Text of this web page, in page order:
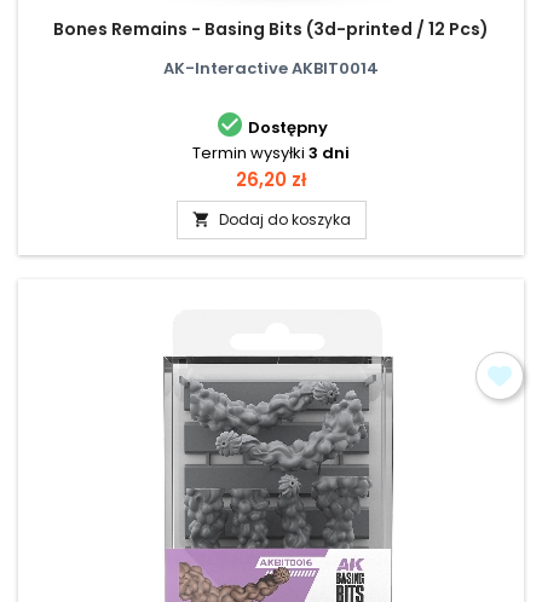
Bones Remains - Basing Bits (3d-printed / 12 Pcs)
AK-Interactive AKBIT0014
 Dostępny
Termin wysyłki 3 dni
Cena
26,20 zł
 Dodaj do koszyka